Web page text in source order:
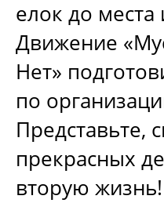
елок до места
Движение
Нет»
по
Представьте,
прекрасных
вторую жизнь!